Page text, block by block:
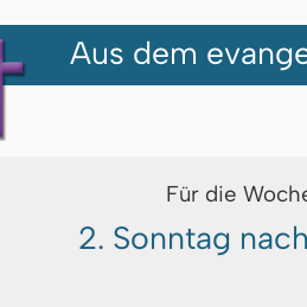
Aus dem
Für die
2. Sonntag